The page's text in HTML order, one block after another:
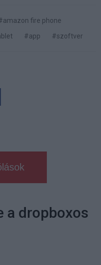
fire phone
#app #szoftver
a dropboxos